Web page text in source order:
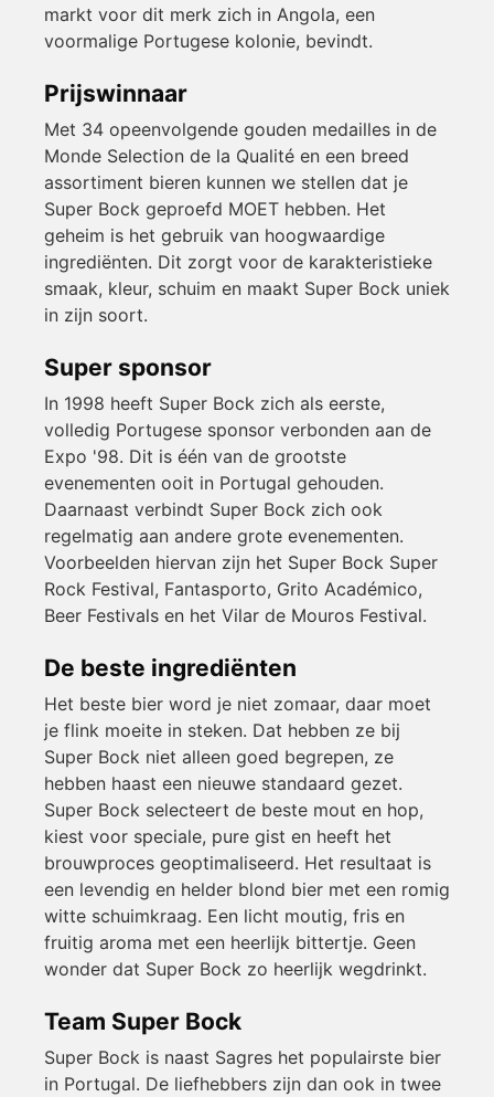
markt voor dit merk zich in Angola, een
voormalige Portugese kolonie, bevindt.
Prijswinnaar
Met 34 opeenvolgende gouden medailles in de
Monde Selection de la Qualité en een breed
assortiment bieren kunnen we stellen dat je
Super Bock geproefd MOET hebben. Het
geheim is het gebruik van hoogwaardige
ingrediënten. Dit zorgt voor de karakteristieke
smaak, kleur, schuim en maakt Super Bock uniek
in zijn soort.
Super sponsor
In 1998 heeft Super Bock zich als eerste,
volledig Portugese sponsor verbonden aan de
Expo '98. Dit is één van de grootste
evenementen ooit in Portugal gehouden.
Daarnaast verbindt Super Bock zich ook
regelmatig aan andere grote evenementen.
Voorbeelden hiervan zijn het Super Bock Super
Rock Festival, Fantasporto, Grito Académico,
Beer Festivals en het Vilar de Mouros Festival.
De beste ingrediënten
Het beste bier word je niet zomaar, daar moet
je flink moeite in steken. Dat hebben ze bij
Super Bock niet alleen goed begrepen, ze
hebben haast een nieuwe standaard gezet.
Super Bock selecteert de beste mout en hop,
kiest voor speciale, pure gist en heeft het
brouwproces geoptimaliseerd. Het resultaat is
een levendig en helder blond bier met een romig
witte schuimkraag. Een licht moutig, fris en
fruitig aroma met een heerlijk bittertje. Geen
wonder dat Super Bock zo heerlijk wegdrinkt.
Team Super Bock
Super Bock is naast Sagres het populairste bier
in Portugal. De liefhebbers zijn dan ook in twee